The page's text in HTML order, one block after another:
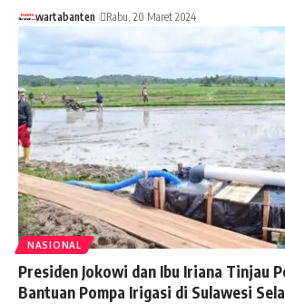
wartabanten Rabu, 20 Maret 2024
NASIONAL
Presiden Jokowi dan Ibu Iriana Tinjau
Bantuan Pompa Irigasi di Sulawesi